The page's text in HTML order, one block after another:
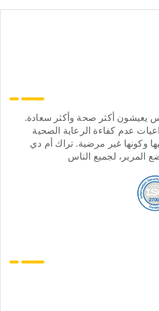
يعيشون أكثر صحة وأكثر سعادة.
عدم كفاءة الرعاية الصحية
وكونها غير مرضية. تراك أم دي
المرير، لجميع الناس